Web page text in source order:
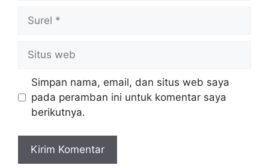
Surel
Situs
web
Simpan nama, email, dan situs web saya
pada peramban ini untuk komentar saya
berikutnya.